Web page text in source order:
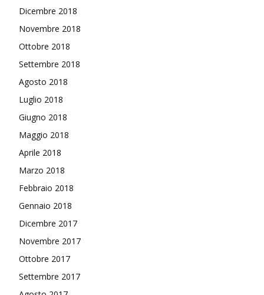
Dicembre 2018
Novembre 2018
Ottobre 2018
Settembre 2018
Agosto 2018
Luglio 2018
Giugno 2018
Maggio 2018
Aprile 2018
Marzo 2018
Febbraio 2018
Gennaio 2018
Dicembre 2017
Novembre 2017
Ottobre 2017
Settembre 2017